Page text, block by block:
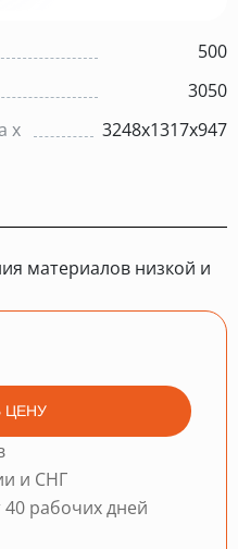
500
3050
х
3248х1317х947
материалов низкой и
ЦЕНУ
и СНГ
40 рабочих дней